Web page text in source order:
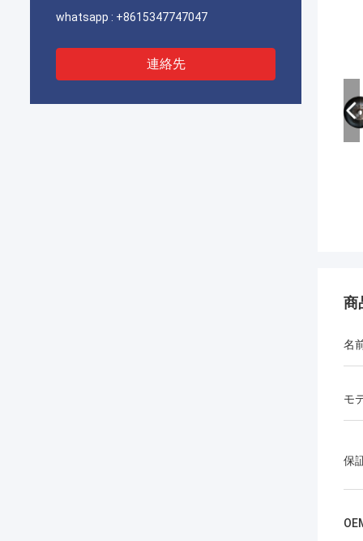
whatsapp : +8615347747047
連絡先
商
名
モ
保